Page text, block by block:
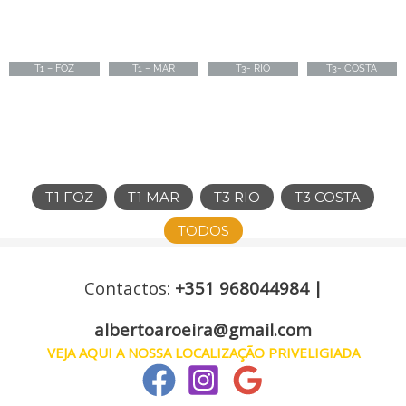
T1 – FOZ T1 – MAR T3- RIO T3- COSTA
T1 FOZ T1 MAR T3 RIO
T3 COSTA
TODOS
Contactos: +351 968044984 |
albertoaroeira@gmail.com
VEJA AQUI A NOSSA LOCALIZAÇÃO PRIVELIGIADA